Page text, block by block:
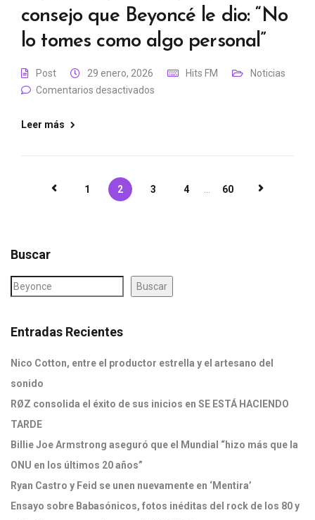
consejo que Beyoncé le dio: “No
lo tomes como algo personal”
Post 29 enero, 2026 Hits FM
Noticias
Comentarios desactivados
Leer más
1 2 3 4 60
Buscar
Buscar
Entradas Recientes
Nico Cotton, entre el productor estrella y el artesano del
sonido
RØZ consolida el éxito de sus inicios en SE ESTÁ HACIENDO
TARDE
Billie Joe Armstrong aseguró que el Mundial “hizo más que la
ONU en los últimos 20 años”
Ryan Castro y Feid se unen nuevamente en ‘Mentira’
Ensayo sobre Babasónicos, fotos inéditas del rock de los 80 y